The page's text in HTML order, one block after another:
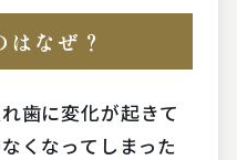
なぜ？
歯に変化が起きて
くなってしまった